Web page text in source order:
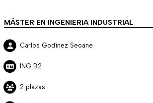
MÁSTER EN INGENIERIA INDUSTRIAL
Carlos Godínez Seoane
ING B2
2 plazas